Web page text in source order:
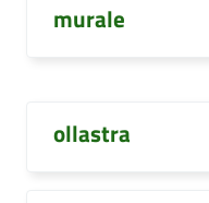
murale
ollastra